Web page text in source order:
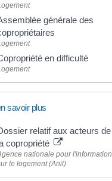
générale des
en difficulté
savoir plus
relatif aux acteurs de
copropriété
nationale pour l'information
le logement (Anil)